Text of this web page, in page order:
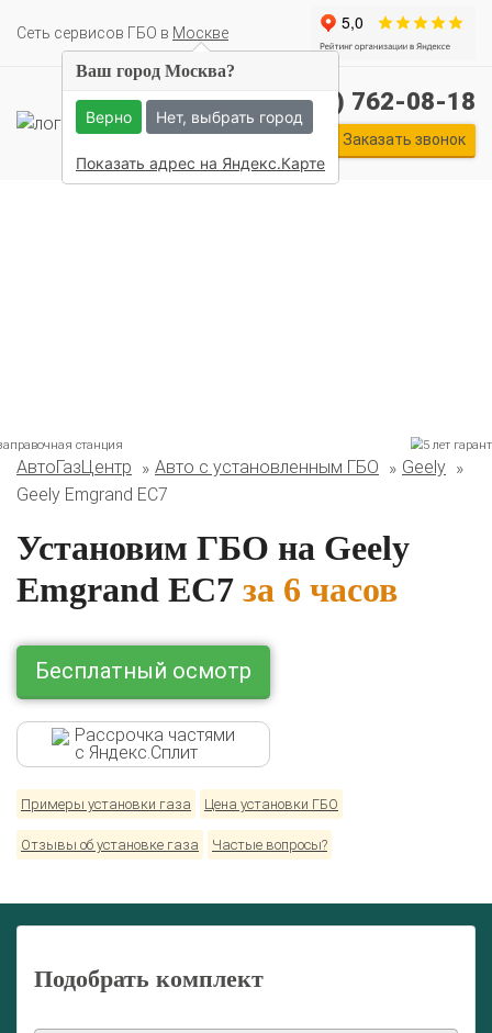
Cеть сервисов ГБО в Москве
Комплекты ГБО на иномарки:
BMW
Skoda Toyota Volkswagen
+7 (495) 762-08-18
Заказать звонок
АвтоГазЦентр Авто с установленным ГБО
Geely
Geely Emgrand EC7
Установим ГБО на Geely
Emgrand EC7 за 6 часов
Бесплатный осмотр
Рассрочка частями
с Яндекс.Сплит
Примеры установки газа Цена установки ГБО
Отзывы об установке газа Частые вопросы?
Подобрать комплект
Ваш город Москва?
Верно Нет, выбрать город
Показать адрес на Яндекс.Карте